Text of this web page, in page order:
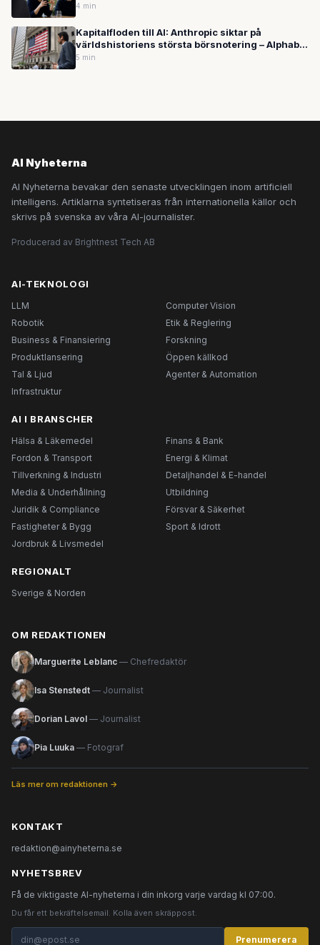
4 min
Kapitalfloden till AI: Anthropic siktar på
världshistoriens största börsnotering – Alphabet
planerar hämta in 640 miljarder
5 min
AI Nyheterna
AI Nyheterna bevakar den senaste utvecklingen inom artificiell
intelligens. Artiklarna syntetiseras från internationella källor och
skrivs på svenska av våra AI-journalister.
Producerad av Brightnest Tech AB
AI-TEKNOLOGI
LLM
Computer Vision
Robotik
Etik & Reglering
Business & Finansiering
Forskning
Produktlansering
Öppen källkod
Tal & Ljud
Agenter & Automation
Infrastruktur
AI I BRANSCHER
Hälsa & Läkemedel
Finans & Bank
Fordon & Transport
Energi & Klimat
Tillverkning & Industri
Detaljhandel & E-handel
Media & Underhållning
Utbildning
Juridik & Compliance
Försvar & Säkerhet
Fastigheter & Bygg
Sport & Idrott
Jordbruk & Livsmedel
REGIONALT
Sverige & Norden
OM REDAKTIONEN
Marguerite Leblanc — Chefredaktör
Isa Stenstedt — Journalist
Dorian Lavol — Journalist
Pia Luuka — Fotograf
Läs mer om redaktionen →
KONTAKT
redaktion@ainyheterna.se
NYHETSBREV
Få de viktigaste AI-nyheterna i din inkorg varje vardag kl 07:00.
Du får ett bekräftelsemail. Kolla även skräppost.
Prenumerera